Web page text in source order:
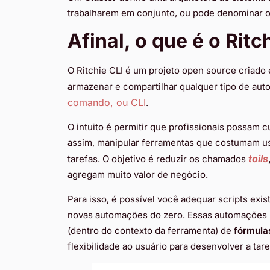
trabalharem em conjunto, ou pode denominar
Afinal, o que é o
O Ritchie CLI é um projeto open source
armazenar e compartilhar qualquer tipo de
comando, ou CLI.
O intuito é permitir que profissionais possam
assim, manipular ferramentas que costumam
tarefas. O objetivo é reduzir os chamados toils
agregam muito valor de negócio.
Para isso, é possível você adequar scripts
novas automações do zero. Essas
(dentro do contexto da ferramenta) de
flexibilidade ao usuário para desenvolver a